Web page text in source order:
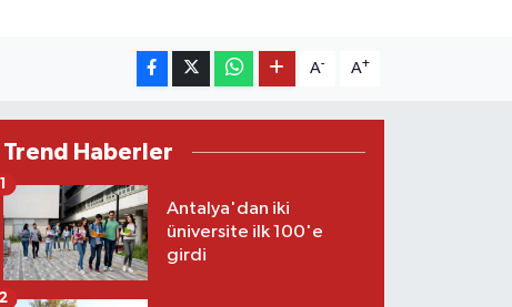
A- A+
Trend Haberler
Antalya'dan iki
üniversite ilk 100'e
girdi
1
2